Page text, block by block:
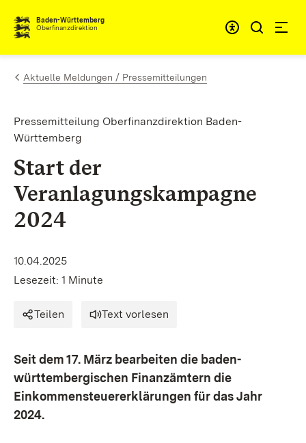
Zum Inhalt springen
Baden-Württemberg
Oberfinanzdirektion
Aktuelle Meldungen / Pressemitteilungen
Pressemitteilung Oberfinanzdirektion Baden-
Württemberg
Start der
Veranlagungskampagne
2024
10.04.2025
Lesezeit: 1 Minute
Teilen Text vorlesen
Seit dem 17. März bearbeiten die baden-
württembergischen Finanzämtern die
Einkommensteuererklärungen für das Jahr
2024.